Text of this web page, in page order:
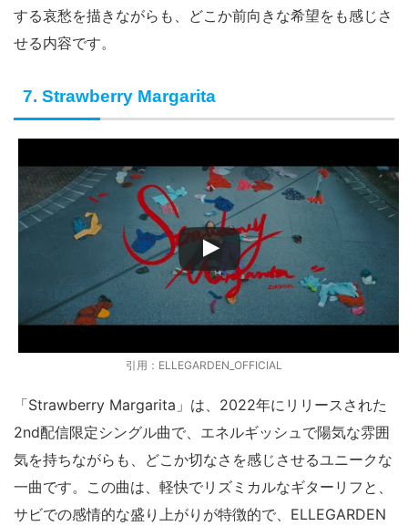
する哀愁を描きながらも、どこか前向きな希望をも感じさ
せる内容です。
7. Strawberry Margarita
引用：ELLEGARDEN_OFFICIAL
「Strawberry Margarita」は、2022年にリリースされた
2nd配信限定シングル曲で、エネルギッシュで陽気な雰囲
気を持ちながらも、どこか切なさを感じさせるユニークな
一曲です。この曲は、軽快でリズミカルなギターリフと、
サビでの感情的な盛り上がりが特徴的で、ELLEGARDEN